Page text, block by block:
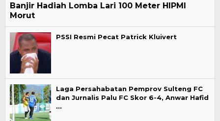
Banjir Hadiah Lomba Lari 100 Meter HIPMI
Morut
PSSI Resmi Pecat Patrick Kluivert
Laga Persahabatan Pemprov Sulteng FC
dan Jurnalis Palu FC Skor 6-4, Anwar Hafid
…